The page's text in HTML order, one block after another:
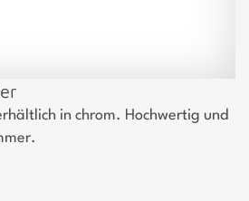
in chrom. Hochwertig und